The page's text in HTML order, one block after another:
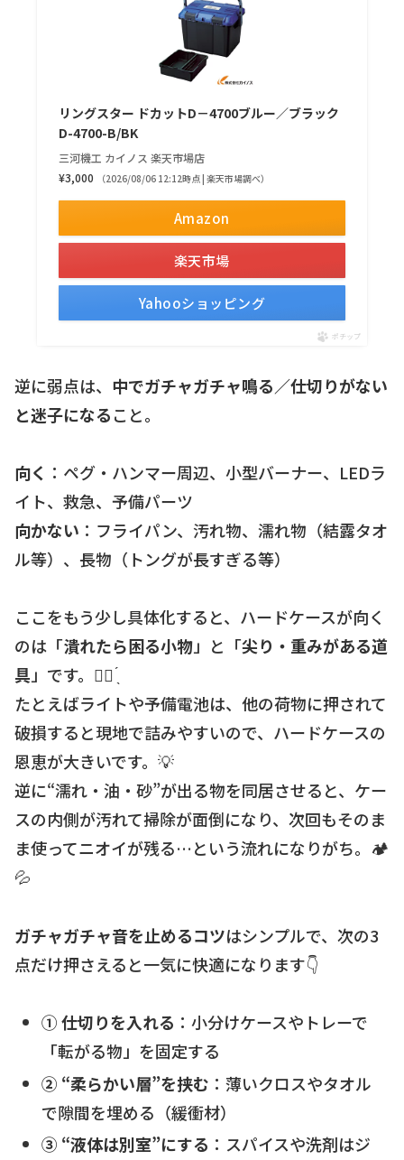
リングスター ドカットD－4700ブルー／ブラック
D-4700-B/BK
三河機工 カイノス 楽天市場店
¥3,000
（2026/08/06 12:12時点 | 楽天市場調べ）
Amazon
楽天市場
Yahooショッピング
ポチップ
逆に弱点は、 中でガチャガチャ鳴る／仕切りがない
と迷子になること。
向く ：ペグ・ハンマー周辺、小型バーナー、LEDラ
イト、救急、予備パーツ
向かない ：フライパン、汚れ物、濡れ物（結露タオ
ル等）、長物（トングが長すぎる等）
ここをもう少し具体化すると、ハードケースが向く
のは「潰れたら困る小物」と「尖り・重みがある道
具」です。☝🏻 ̖́
たとえばライトや予備電池は、他の荷物に押されて
破損すると現地で詰みやすいので、ハードケースの
恩恵が大きいです。💡
逆に“濡れ・油・砂”が出る物を同居させると、ケー
スの内側が汚れて掃除が面倒になり、次回もそのま
ま使ってニオイが残る…という流れになりがち。🏕️
💦
ガチャガチャ音を止めるコツはシンプルで、次の3
点だけ押さえると一気に快適になります👇
① 仕切りを入れる ：小分けケースやトレーで
「転がる物」を固定する
② “柔らかい層”を挟む ：薄いクロスやタオル
で隙間を埋める（緩衝材）
③ “液体は別室”にする ：スパイスや洗剤はジ